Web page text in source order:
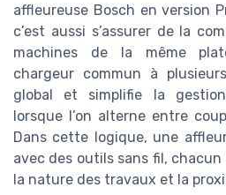
affleureuse Bosch en version
c’est aussi s’assurer de la
machines de la même
chargeur commun à
global et simplifie la
lorsque l’on alterne entre
Dans cette logique, une
avec des outils sans fil,
la nature des travaux et la